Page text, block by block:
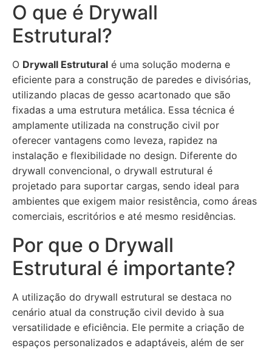
O que é Drywall
Estrutural?
O Drywall Estrutural é uma solução moderna e
eficiente para a construção de paredes e divisórias,
utilizando placas de gesso acartonado que são
fixadas a uma estrutura metálica. Essa técnica é
amplamente utilizada na construção civil por
oferecer vantagens como leveza, rapidez na
instalação e flexibilidade no design. Diferente do
drywall convencional, o drywall estrutural é
projetado para suportar cargas, sendo ideal para
ambientes que exigem maior resistência, como áreas
comerciais, escritórios e até mesmo residências.
Por que o Drywall
Estrutural é importante?
A utilização do drywall estrutural se destaca no
cenário atual da construção civil devido à sua
versatilidade e eficiência. Ele permite a criação de
espaços personalizados e adaptáveis, além de ser